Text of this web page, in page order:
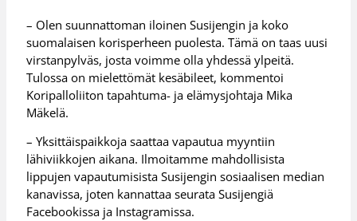
– Olen suunnattoman iloinen Susijengin ja koko
suomalaisen korisperheen puolesta. Tämä on taas uusi
virstanpylväs, josta voimme olla yhdessä ylpeitä.
Tulossa on mielettömät kesäbileet, kommentoi
Koripalloliiton tapahtuma- ja elämysjohtaja Mika
Mäkelä.
– Yksittäispaikkoja saattaa vapautua myyntiin
lähiviikkojen aikana. Ilmoitamme mahdollisista
lippujen vapautumisista Susijengin sosiaalisen median
kanavissa, joten kannattaa seurata Susijengiä
Facebookissa ja Instagramissa.